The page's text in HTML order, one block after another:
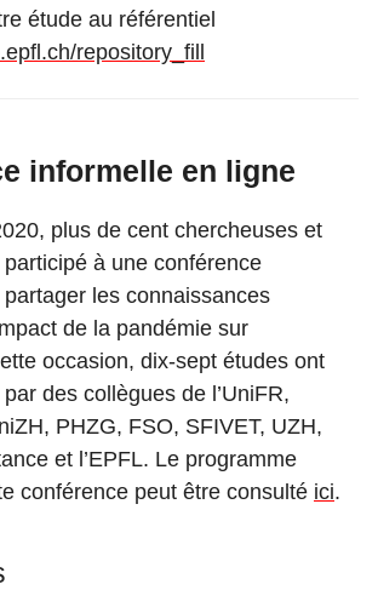
étude au référentiel
repository_fill
informelle en ligne
plus de cent chercheuses et
à une conférence
les connaissances
de la pandémie sur
occasion, dix-sept études ont
des collègues de l’UniFR,
PHZG, FSO, SFIVET, UZH,
et l’EPFL. Le programme
conférence peut être consulté ici.